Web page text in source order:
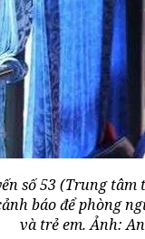
số 53 (Trung
báo để phòng
và trẻ em. Ảnh: